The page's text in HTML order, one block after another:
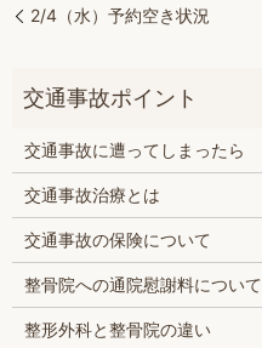
2/4（水）予約空き状況
交通事故に遭ってしまったら
交通事故治療とは
交通事故の保険について
整骨院への通院慰謝料について
整形外科と整骨院の違い